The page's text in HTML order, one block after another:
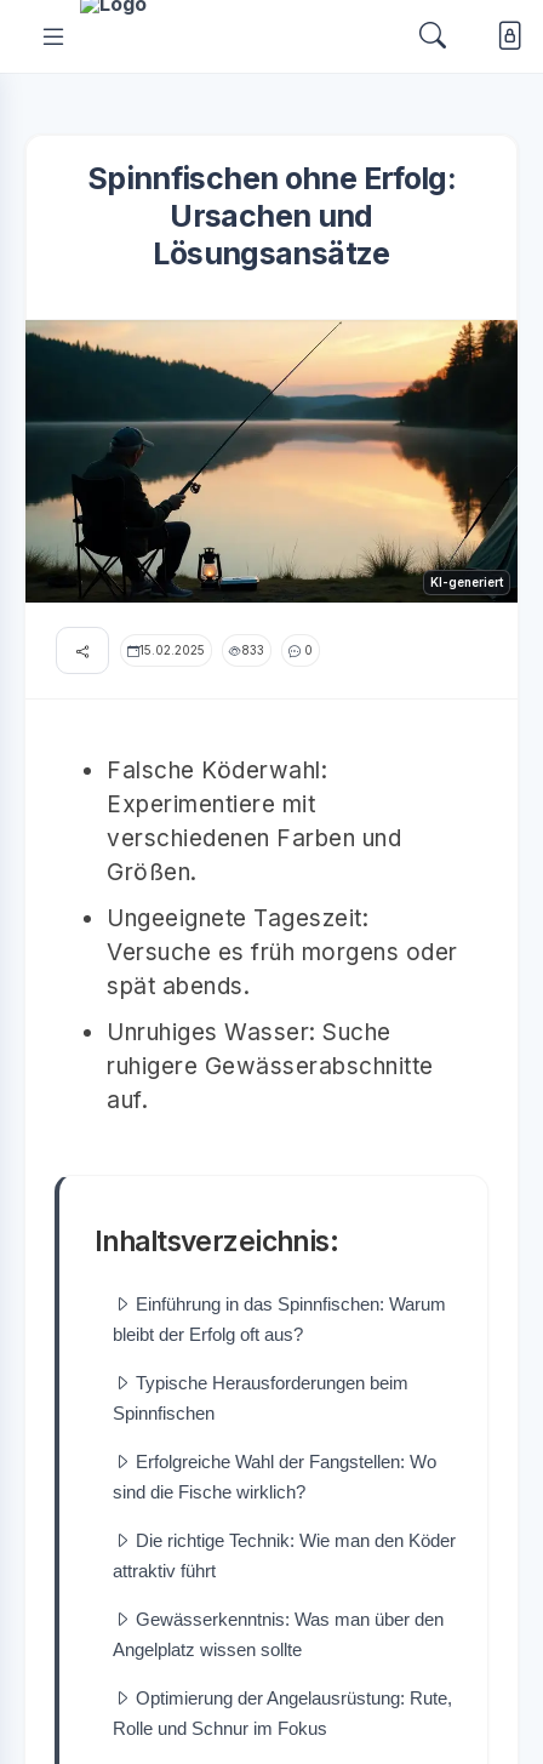
Spinnfischen ohne Erfolg:
Ursachen und
Lösungsansätze
KI-generiert
15.02.2025 833 0
Falsche Köderwahl:
Experimentiere mit
verschiedenen Farben und
Größen.
Ungeeignete Tageszeit:
Versuche es früh morgens oder
spät abends.
Unruhiges Wasser: Suche
ruhigere Gewässerabschnitte
auf.
Inhaltsverzeichnis:
Einführung in das Spinnfischen: Warum
bleibt der Erfolg oft aus?
Typische Herausforderungen beim
Spinnfischen
Erfolgreiche Wahl der Fangstellen: Wo
sind die Fische wirklich?
Die richtige Technik: Wie man den Köder
attraktiv führt
Gewässerkenntnis: Was man über den
Angelplatz wissen sollte
Optimierung der Angelausrüstung: Rute,
Rolle und Schnur im Fokus